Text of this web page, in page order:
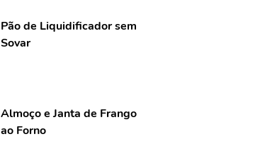
Pão de Liquidificador sem
Sovar
Almoço e Janta de Frango
ao Forno